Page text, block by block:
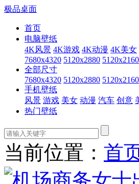
极品桌面
首页
电脑壁纸
4K风景 4K游戏 4K动漫 4K美女
7680x4320 5120x2880 5120x2160
全部尺寸
7680x4320 5120x2880 5120x2160
手机壁纸
风景 游戏 美女 动漫 汽车 创意
热门壁纸
当前位置： 首